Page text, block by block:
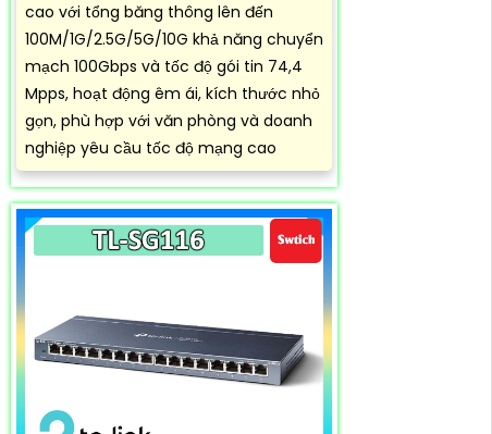
cao với tổng băng thông lên đến
100M/1G/2.5G/5G/10G khả năng chuyển
mạch 100Gbps và tốc độ gói tin 74,4
Mpps, hoạt động êm ái, kích thước nhỏ
gọn, phù hợp với văn phòng và doanh
nghiệp yêu cầu tốc độ mạng cao